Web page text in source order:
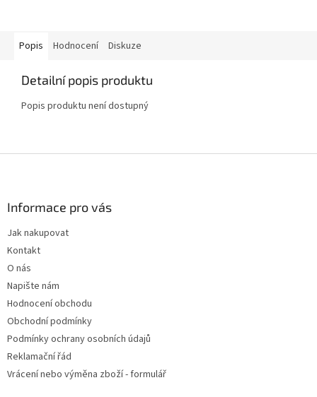
Popis Hodnocení Diskuze
Detailní popis produktu
Popis produktu není dostupný
Informace pro vás
Jak nakupovat
Kontakt
O nás
Napište nám
Hodnocení obchodu
Obchodní podmínky
Podmínky ochrany osobních údajů
Reklamační řád
Vrácení nebo výměna zboží - formulář